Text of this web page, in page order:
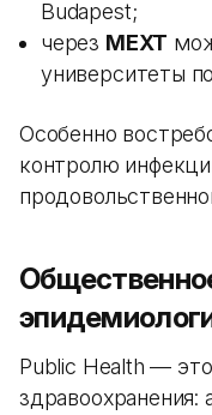
Budapest;
через MEXT
университеты
Особенно
контролю
Public Health —
здравоохранения: